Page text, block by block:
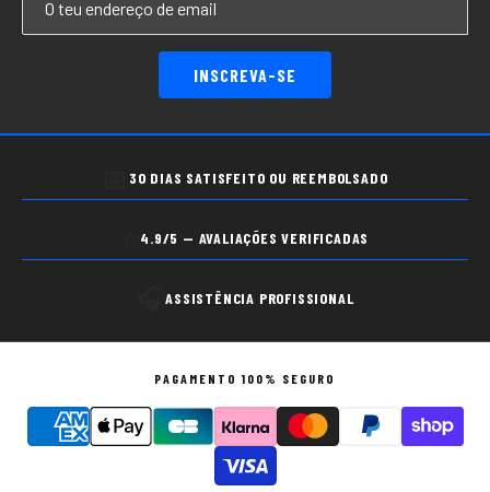
INSCREVA-SE
30 DIAS SATISFEITO OU REEMBOLSADO
4.9/5 — AVALIAÇÕES VERIFICADAS
🎧ASSISTÊNCIA PROFISSIONAL
PAGAMENTO 100% SEGURO